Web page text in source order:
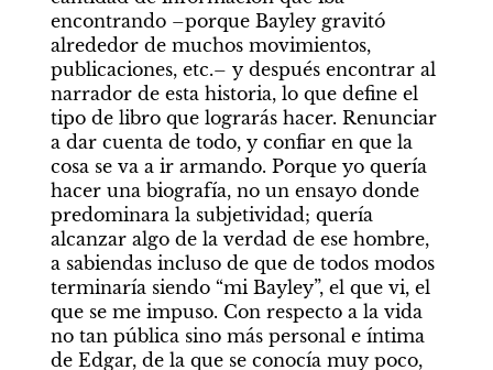
encontrando –porque Bayley gravitó
alrededor de muchos movimientos,
publicaciones, etc.– y después encontrar al
narrador de esta historia, lo que define el
tipo de libro que lograrás hacer. Renunciar
a dar cuenta de todo, y confiar en que la
cosa se va a ir armando. Porque yo quería
hacer una biografía, no un ensayo donde
predominara la subjetividad; quería
alcanzar algo de la verdad de ese hombre,
a sabiendas incluso de que de todos modos
terminaría siendo “mi Bayley”, el que vi, el
que se me impuso. Con respecto a la vida
no tan pública sino más personal e íntima
de Edgar, de la que se conocía muy poco,